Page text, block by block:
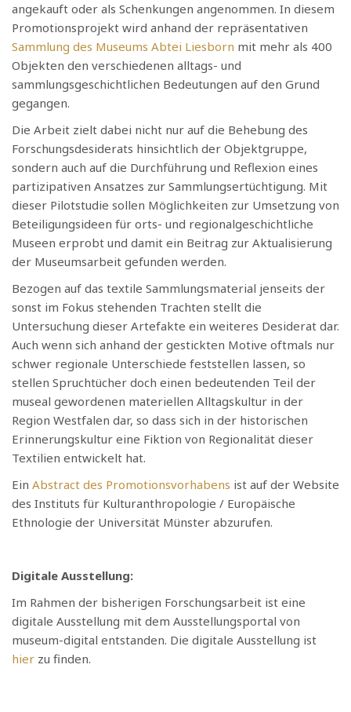
angekauft oder als Schenkungen angenommen. In diesem
Promotionsprojekt wird anhand der repräsentativen
Sammlung des Museums Abtei Liesborn mit mehr als 400
Objekten den verschiedenen alltags- und
sammlungsgeschichtlichen Bedeutungen auf den Grund
gegangen.
Die Arbeit zielt dabei nicht nur auf die Behebung des
Forschungsdesiderats hinsichtlich der Objektgruppe,
sondern auch auf die Durchführung und Reflexion eines
partizipativen Ansatzes zur Sammlungsertüchtigung. Mit
dieser Pilotstudie sollen Möglichkeiten zur Umsetzung von
Beteiligungsideen für orts- und regionalgeschichtliche
Museen erprobt und damit ein Beitrag zur Aktualisierung
der Museumsarbeit gefunden werden.
Bezogen auf das textile Sammlungsmaterial jenseits der
sonst im Fokus stehenden Trachten stellt die
Untersuchung dieser Artefakte ein weiteres Desiderat dar.
Auch wenn sich anhand der gestickten Motive oftmals nur
schwer regionale Unterschiede feststellen lassen, so
stellen Spruchtücher doch einen bedeutenden Teil der
museal gewordenen materiellen Alltagskultur in der
Region Westfalen dar, so dass sich in der historischen
Erinnerungskultur eine Fiktion von Regionalität dieser
Textilien entwickelt hat.
Ein Abstract des Promotionsvorhabens ist auf der Website
des Instituts für Kulturanthropologie / Europäische
Ethnologie der Universität Münster abzurufen.
Digitale Ausstellung:
Im Rahmen der bisherigen Forschungsarbeit ist eine
digitale Ausstellung mit dem Ausstellungsportal von
museum-digital entstanden. Die digitale Ausstellung ist
hier zu finden.